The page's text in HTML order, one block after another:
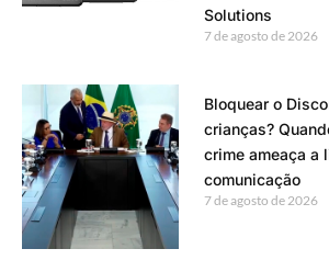
Solutions
7 de agosto de 2026
Bloquear o
crianças?
crime ameaça a
comunicação
7 de agosto de 2026